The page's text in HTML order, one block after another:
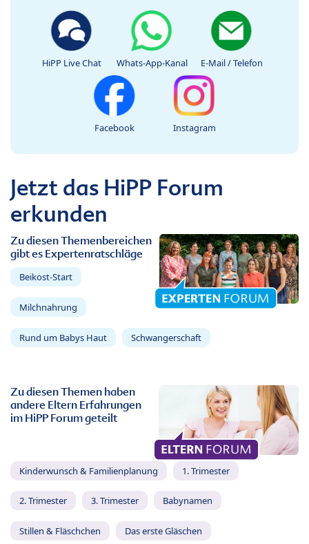
HiPP Live Chat Whats-App-Kanal E-Mail / Telefon
Facebook Instagram
Jetzt das HiPP Forum
erkunden
Zu diesen Themenbereichen
gibt es Expertenratschläge
Beikost-Start
Milchnahrung
Rund um Babys Haut Schwangerschaft
Zu diesen Themen haben
andere Eltern Erfahrungen
im HiPP Forum geteilt
Kinderwunsch & Familienplanung 1. Trimester
2. Trimester 3. Trimester Babynamen
Stillen & Fläschchen Das erste Gläschen